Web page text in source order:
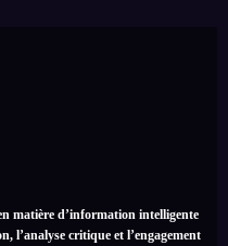
matière d’information intelligente
l’analyse critique et l’engagement